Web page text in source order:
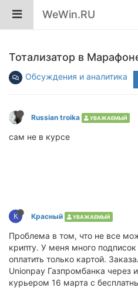
WeWin.RU
Тотализатор в
Обсуждения и аналитика
Russian troika УВАЖАЕМЫЙ
сам не в курсе
К Красный УВАЖАЕМЫЙ
Проблема в том, что не все
крипту. У меня много
оплатить только картой.
Unionpay Газпромбанка через
курьером 16 марта с